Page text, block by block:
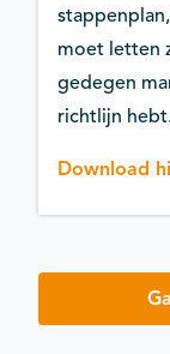
moet letten
gedegen
richtlijn
Download